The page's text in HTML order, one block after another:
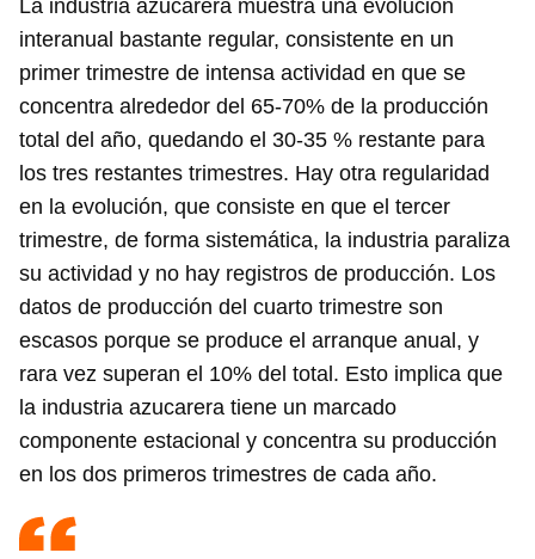
La industria azucarera muestra una evolución
interanual bastante regular, consistente en un
primer trimestre de intensa actividad en que se
concentra alrededor del 65-70% de la producción
total del año, quedando el 30-35 % restante para
los tres restantes trimestres. Hay otra regularidad
en la evolución, que consiste en que el tercer
trimestre, de forma sistemática, la industria paraliza
su actividad y no hay registros de producción. Los
datos de producción del cuarto trimestre son
escasos porque se produce el arranque anual, y
rara vez superan el 10% del total. Esto implica que
la industria azucarera tiene un marcado
componente estacional y concentra su producción
en los dos primeros trimestres de cada año.